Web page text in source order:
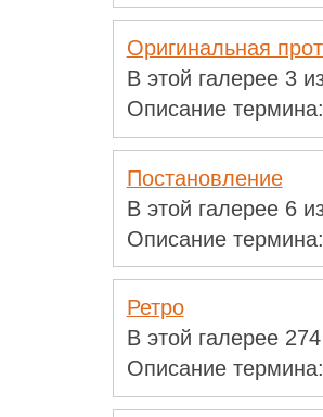
Оригинальная
В этой галерее 3
Описание термина:
Постановление
В этой галерее 6
Описание термина:
Ретро
В этой галерее
Описание термина: